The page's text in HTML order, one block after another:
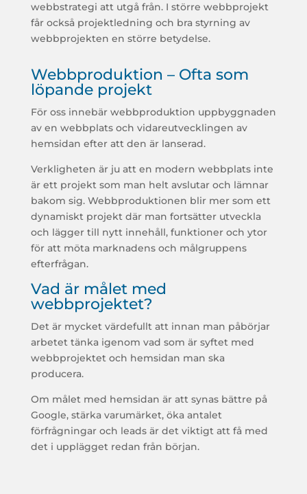
webbstrategi att utgå från. I större webbprojekt
får också projektledning och bra styrning av
webbprojekten en större betydelse.
Webbproduktion – Ofta som
löpande projekt
För oss innebär webbproduktion uppbyggnaden
av en webbplats och vidareutvecklingen av
hemsidan efter att den är lanserad.
Verkligheten är ju att en modern webbplats inte
är ett projekt som man helt avslutar och lämnar
bakom sig. Webbproduktionen blir mer som ett
dynamiskt projekt där man fortsätter utveckla
och lägger till nytt innehåll, funktioner och ytor
för att möta marknadens och målgruppens
efterfrågan.
Vad är målet med
webbprojektet?
Det är mycket värdefullt att innan man påbörjar
arbetet tänka igenom vad som är syftet med
webbprojektet och hemsidan man ska
producera.
Om målet med hemsidan är att synas bättre på
Google, stärka varumärket, öka antalet
förfrågningar och leads är det viktigt att få med
det i upplägget redan från början.